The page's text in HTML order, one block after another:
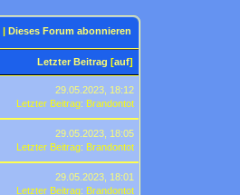
|Dieses Forum abonnieren
Letzter Beitrag [auf]
29.05.2023, 18:12
Letzter Beitrag:Brandontot
29.05.2023, 18:05
Letzter Beitrag:Brandontot
29.05.2023, 18:01
Letzter Beitrag:Brandontot